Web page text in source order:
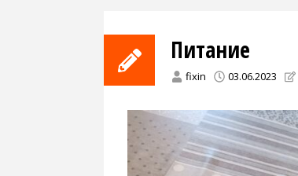
Питание
fixin 03.06.2023